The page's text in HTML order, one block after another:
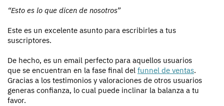
“Esto es lo que dicen de nosotros”
Este es un excelente asunto para escribirles a tus
suscriptores.
De hecho, es un email perfecto para aquellos usuarios
que se encuentran en la fase final del funnel de ventas.
Gracias a los testimonios y valoraciones de otros usuarios
generas confianza, lo cual puede inclinar la balanza a tu
favor.